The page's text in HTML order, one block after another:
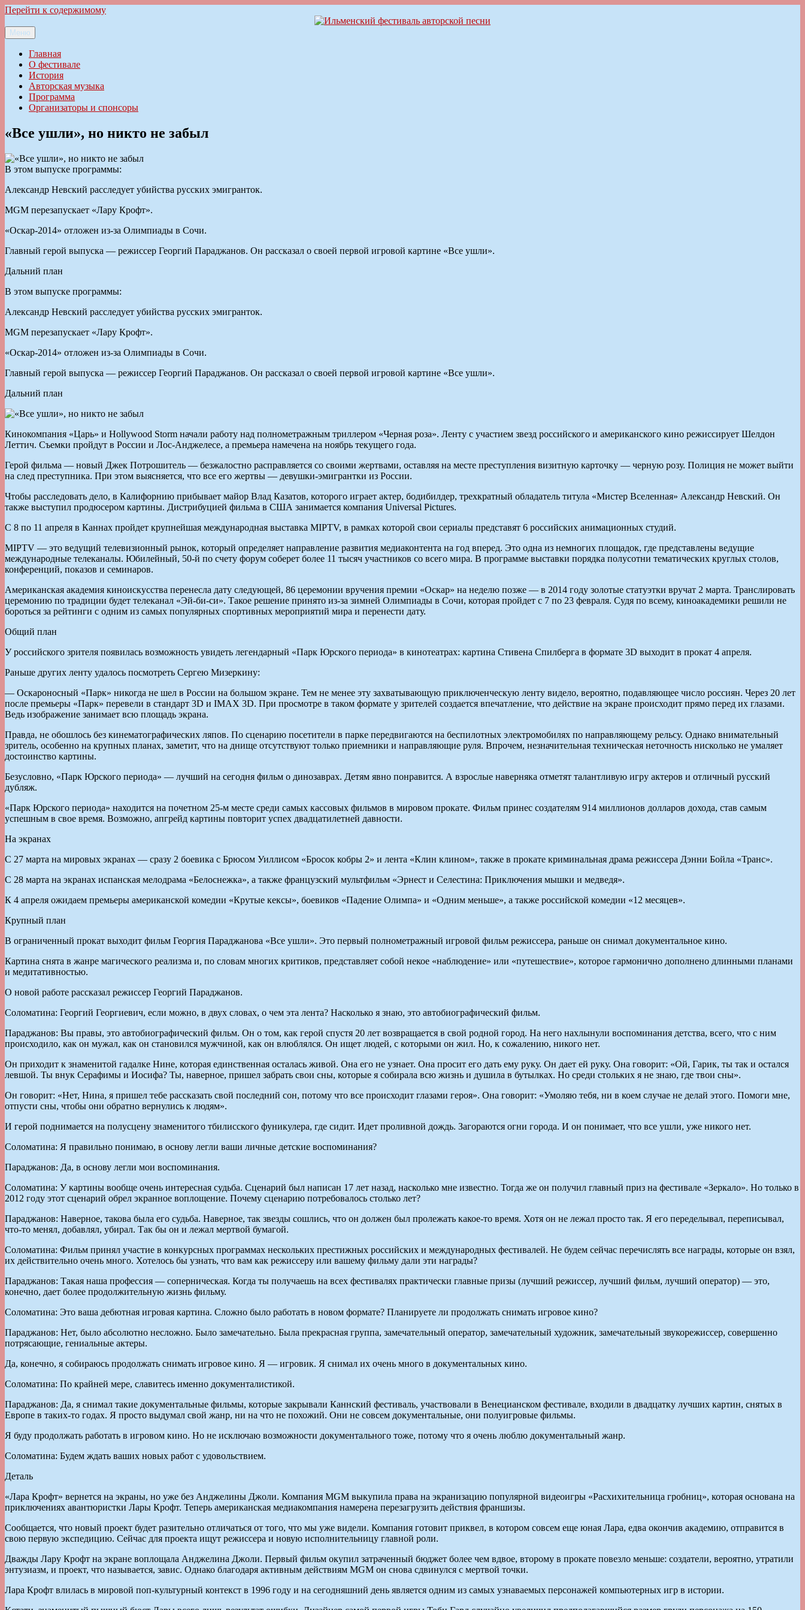
Перейти к содержимому
Ильменский фестиваль авторской песни
Меню
Главная
О фестивале
История
Авторская музыка
Программа
Организаторы и спонсоры
«Все ушли», но никто не забыл
В этом выпуске программы:
Александр Невский расследует убийства русских эмигранток.
MGM перезапускает «Лару Крофт».
«Оскар-2014» отложен из-за Олимпиады в Сочи.
Главный герой выпуска — режиссер Георгий Параджанов. Он рассказал о своей первой игровой картине «Все ушли».
Дальний план
В этом выпуске программы:
Александр Невский расследует убийства русских эмигранток.
MGM перезапускает «Лару Крофт».
«Оскар-2014» отложен из-за Олимпиады в Сочи.
Главный герой выпуска — режиссер Георгий Параджанов. Он рассказал о своей первой игровой картине «Все ушли».
Дальний план
Кинокомпания «Царь» и Hollywood Storm начали работу над полнометражным триллером «Черная роза». Ленту с участием звезд российского и американского кино режиссирует Шелдон
Леттич. Съемки пройдут в России и Лос-Анджелесе, а премьера намечена на ноябрь текущего года.
Герой фильма — новый Джек Потрошитель — безжалостно расправляется со своими жертвами, оставляя на месте преступления визитную карточку — черную розу. Полиция не может выйти
на след преступника. При этом выясняется, что все его жертвы — девушки-эмигрантки из России.
Чтобы расследовать дело, в Калифорнию прибывает майор Влад Казатов, которого играет актер, бодибилдер, трехкратный обладатель титула «Мистер Вселенная» Александр Невский. Он
также выступил продюсером картины. Дистрибуцией фильма в США занимается компания Universal Pictures.
С 8 по 11 апреля в Каннах пройдет крупнейшая международная выставка MIPTV, в рамках которой свои сериалы представят 6 российских анимационных студий.
MIPTV — это ведущий телевизионный рынок, который определяет направление развития медиаконтента на год вперед. Это одна из немногих площадок, где представлены ведущие
международные телеканалы. Юбилейный, 50-й по счету форум соберет более 11 тысяч участников со всего мира. В программе выставки порядка полусотни тематических круглых столов,
конференций, показов и семинаров.
Американская академия киноискусства перенесла дату следующей, 86 церемонии вручения премии «Оскар» на неделю позже — в 2014 году золотые статуэтки вручат 2 марта. Транслировать
церемонию по традиции будет телеканал «Эй-би-си». Такое решение принято из-за зимней Олимпиады в Сочи, которая пройдет с 7 по 23 февраля. Судя по всему, киноакадемики решили не
бороться за рейтинги с одним из самых популярных спортивных мероприятий мира и перенести дату.
Общий план
У российского зрителя появилась возможность увидеть легендарный «Парк Юрского периода» в кинотеатрах: картина Стивена Спилберга в формате 3D выходит в прокат 4 апреля.
Раньше других ленту удалось посмотреть Сергею Мизеркину:
— Оскароносный «Парк» никогда не шел в России на большом экране. Тем не менее эту захватывающую приключенческую ленту видело, вероятно, подавляющее число россиян. Через 20 лет
после премьеры «Парк» перевели в стандарт 3D и IMAХ 3D. При просмотре в таком формате у зрителей создается впечатление, что действие на экране происходит прямо перед их глазами.
Ведь изображение занимает всю площадь экрана.
Правда, не обошлось без кинематографических ляпов. По сценарию посетители в парке передвигаются на беспилотных электромобилях по направляющему рельсу. Однако внимательный
зритель, особенно на крупных планах, заметит, что на днище отсутствуют только приемники и направляющие руля. Впрочем, незначительная техническая неточность нисколько не умаляет
достоинство картины.
Безусловно, «Парк Юрского периода» — лучший на сегодня фильм о динозаврах. Детям явно понравится. А взрослые наверняка отметят талантливую игру актеров и отличный русский
дубляж.
«Парк Юрского периода» находится на почетном 25-м месте среди самых кассовых фильмов в мировом прокате. Фильм принес создателям 914 миллионов долларов дохода, став самым
успешным в свое время. Возможно, апгрейд картины повторит успех двадцатилетней давности.
На экранах
С 27 марта на мировых экранах — сразу 2 боевика с Брюсом Уиллисом «Бросок кобры 2» и лента «Клин клином», также в прокате криминальная драма режиссера Дэнни Бойла «Транс».
С 28 марта на экранах испанская мелодрама «Белоснежка», а также французский мультфильм «Эрнест и Селестина: Приключения мышки и медведя».
К 4 апреля ожидаем премьеры американской комедии «Крутые кексы», боевиков «Падение Олимпа» и «Одним меньше», а также российской комедии «12 месяцев».
Крупный план
В ограниченный прокат выходит фильм Георгия Параджанова «Все ушли». Это первый полнометражный игровой фильм режиссера, раньше он снимал документальное кино.
Картина снята в жанре магического реализма и, по словам многих критиков, представляет собой некое «наблюдение» или «путешествие», которое гармонично дополнено длинными планами
и медитативностью.
О новой работе рассказал режиссер Георгий Параджанов.
Соломатина: Георгий Георгиевич, если можно, в двух словах, о чем эта лента? Насколько я знаю, это автобиографический фильм.
Параджанов: Вы правы, это автобиографический фильм. Он о том, как герой спустя 20 лет возвращается в свой родной город. На него нахлынули воспоминания детства, всего, что с ним
происходило, как он мужал, как он становился мужчиной, как он влюблялся. Он ищет людей, с которыми он жил. Но, к сожалению, никого нет.
Он приходит к знаменитой гадалке Нине, которая единственная осталась живой. Она его не узнает. Она просит его дать ему руку. Он дает ей руку. Она говорит: «Ой, Гарик, ты так и остался
левшой. Ты внук Серафимы и Иосифа? Ты, наверное, пришел забрать свои сны, которые я собирала всю жизнь и душила в бутылках. Но среди стольких я не знаю, где твои сны».
Он говорит: «Нет, Нина, я пришел тебе рассказать свой последний сон, потому что все происходит глазами героя». Она говорит: «Умоляю тебя, ни в коем случае не делай этого. Помоги мне,
отпусти сны, чтобы они обратно вернулись к людям».
И герой поднимается на полусцену знаменитого тбилисского фуникулера, где сидит. Идет проливной дождь. Загораются огни города. И он понимает, что все ушли, уже никого нет.
Соломатина: Я правильно понимаю, в основу легли ваши личные детские воспоминания?
Параджанов: Да, в основу легли мои воспоминания.
Соломатина: У картины вообще очень интересная судьба. Сценарий был написан 17 лет назад, насколько мне известно. Тогда же он получил главный приз на фестивале «Зеркало». Но только в
2012 году этот сценарий обрел экранное воплощение. Почему сценарию потребовалось столько лет?
Параджанов: Наверное, такова была его судьба. Наверное, так звезды сошлись, что он должен был пролежать какое-то время. Хотя он не лежал просто так. Я его переделывал, переписывал,
что-то менял, добавлял, убирал. Так бы он и лежал мертвой бумагой.
Соломатина: Фильм принял участие в конкурсных программах нескольких престижных российских и международных фестивалей. Не будем сейчас перечислять все награды, которые он взял,
их действительно очень много. Хотелось бы узнать, что вам как режиссеру или вашему фильму дали эти награды?
Параджанов: Такая наша профессия — соперническая. Когда ты получаешь на всех фестивалях практически главные призы (лучший режиссер, лучший фильм, лучший оператор) — это,
конечно, дает более продолжительную жизнь фильму.
Соломатина: Это ваша дебютная игровая картина. Сложно было работать в новом формате? Планируете ли продолжать снимать игровое кино?
Параджанов: Нет, было абсолютно несложно. Было замечательно. Была прекрасная группа, замечательный оператор, замечательный художник, замечательный звукорежиссер, совершенно
потрясающие, гениальные актеры.
Да, конечно, я собираюсь продолжать снимать игровое кино. Я — игровик. Я снимал их очень много в документальных кино.
Соломатина: По крайней мере, славитесь именно документалистикой.
Параджанов: Да, я снимал такие документальные фильмы, которые закрывали Каннский фестиваль, участвовали в Венецианском фестивале, входили в двадцатку лучших картин, снятых в
Европе в таких-то годах. Я просто выдумал свой жанр, ни на что не похожий. Они не совсем документальные, они полуигровые фильмы.
Я буду продолжать работать в игровом кино. Но не исключаю возможности документального тоже, потому что я очень люблю документальный жанр.
Соломатина: Будем ждать ваших новых работ с удовольствием.
Деталь
«Лара Крофт» вернется на экраны, но уже без Анджелины Джоли. Компания MGM выкупила права на экранизацию популярной видеоигры «Расхихительница гробниц», которая основана на
приключениях авантюристки Лары Крофт. Теперь американская медиакомпания намерена перезагрузить действия франшизы.
Сообщается, что новый проект будет разительно отличаться от того, что мы уже видели. Компания готовит приквел, в котором совсем еще юная Лара, едва окончив академию, отправится в
свою первую экспедицию. Сейчас для проекта ищут режиссера и новую исполнительницу главной роли.
Дважды Лару Крофт на экране воплощала Анджелина Джоли. Первый фильм окупил затраченный бюджет более чем вдвое, второму в прокате повезло меньше: создатели, вероятно, утратили
энтузиазм, и проект, что называется, завис. Однако благодаря активным действиям MGM он снова сдвинулся с мертвой точки.
Лара Крофт влилась в мировой поп-культурный контекст в 1996 году и на сегодняшний день является одним из самых узнаваемых персонажей компьютерных игр в истории.